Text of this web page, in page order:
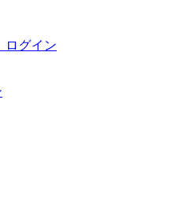
ログイン